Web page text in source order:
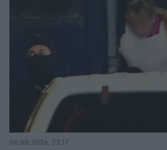
06.08.2026, 23:17